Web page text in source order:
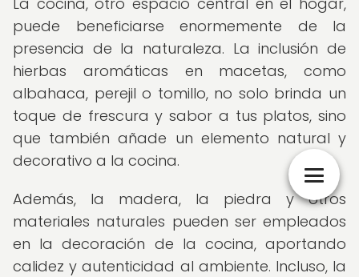
puede beneficiarse enormemente de la
presencia de la naturaleza. La inclusión de
hierbas aromáticas en macetas, como
albahaca, perejil o tomillo, no solo brinda un
toque de frescura y sabor a tus platos, sino
que también añade un elemento natural y
decorativo a la cocina.
Además, la madera, la piedra y otros
materiales naturales pueden ser empleados
en la decoración de la cocina, aportando
calidez y autenticidad al ambiente. Incluso, la